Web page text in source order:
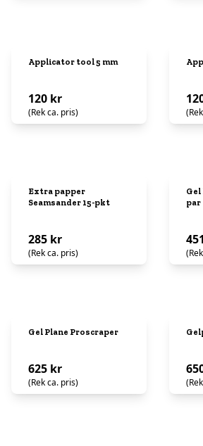
Applicator tool 5 mm
120 kr
(Rek ca. pris)
Extra papper
Seamsander 15-pkt
285 kr
(Rek ca. pris)
Gel
par
Gel Plane Proscraper
625 kr
(Rek ca. pris)